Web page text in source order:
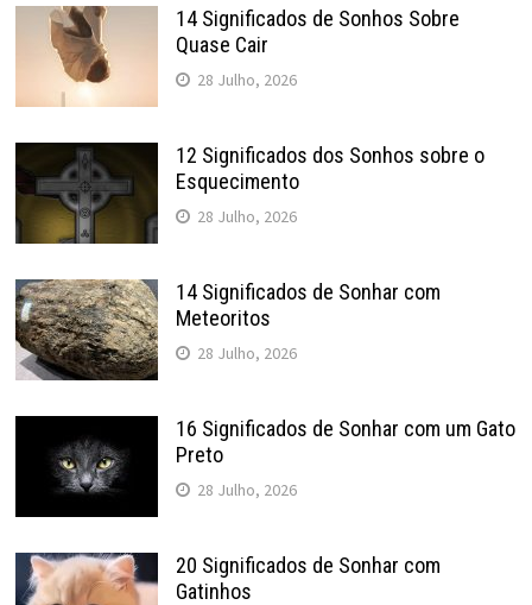
14 Significados de Sonhos Sobre
Quase Cair
28 Julho, 2026
12 Significados dos Sonhos sobre o
Esquecimento
28 Julho, 2026
14 Significados de Sonhar com
Meteoritos
28 Julho, 2026
16 Significados de Sonhar com um Gato
Preto
28 Julho, 2026
20 Significados de Sonhar com
Gatinhos